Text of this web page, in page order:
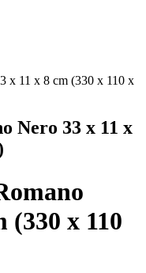
x 11 x 8 cm (330 x 110 x
Nero 33 x 11 x
(330 x 110